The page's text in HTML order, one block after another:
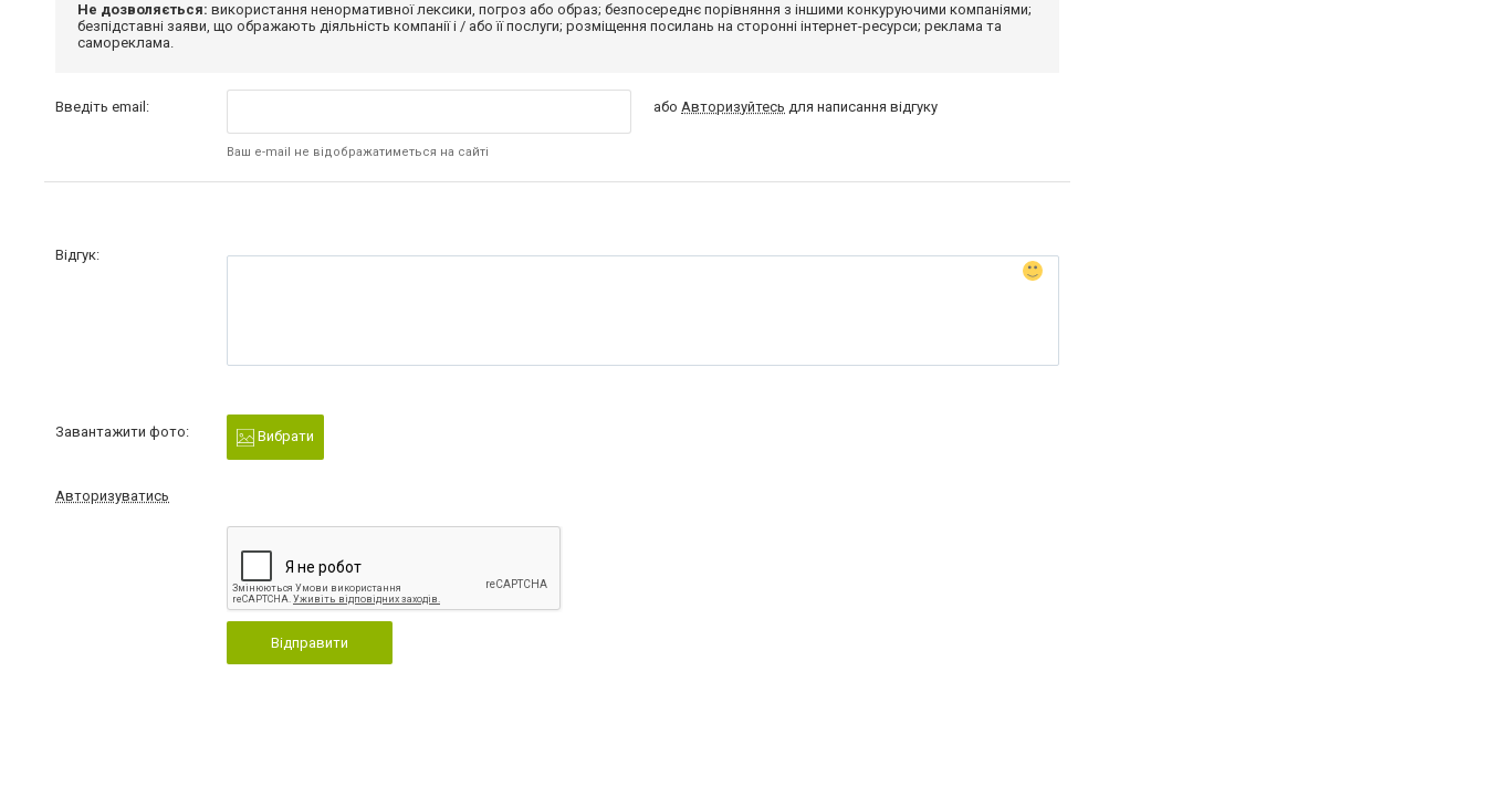
Не дозволяється: використання ненормативної лексики, погроз або образ; безпосереднє порівняння з іншими конкуруючими компаніями;
безпідставні заяви, що ображають діяльність компанії і / або її послуги; розміщення посилань на сторонні інтернет-ресурси; реклама та
самореклама.
Введіть email:
Ваш e-mail не відображатиметься на сайті
абоАвторизуйтесь для написання відгуку
Відгук:
Завантажити фото: Вибрати
Авторизуватись
Відправити